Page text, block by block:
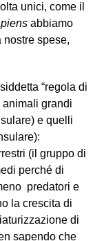
unici, come il
abbiamo
nostre spese,
“regola di
animali grandi
e quelli
(il gruppo di
perché di
predatori e
la crescita di
di
sapendo che